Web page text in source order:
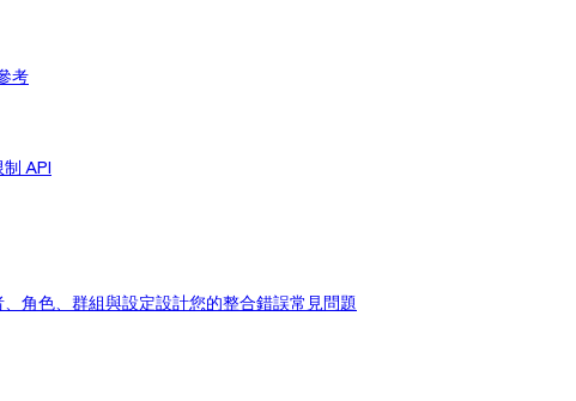
考
API
角色、群組與設定設計您的整合錯誤常見問題